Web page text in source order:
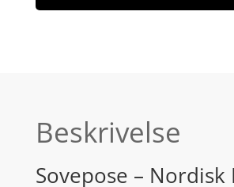
Beskrivelse
Sovepose – Nordisk